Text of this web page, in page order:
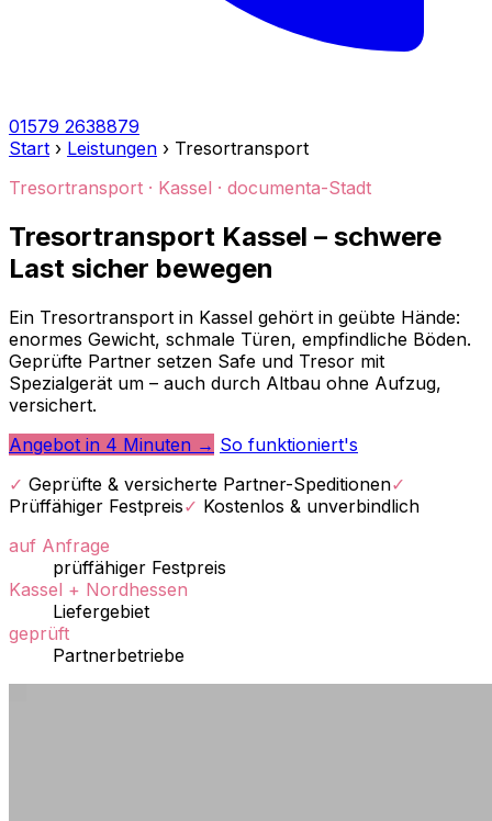
01579 2638879
Start › Leistungen › Tresortransport
Tresortransport · Kassel · documenta-Stadt
Tresortransport Kassel – schwere
Last sicher bewegen
Ein Tresortransport in Kassel gehört in geübte Hände:
enormes Gewicht, schmale Türen, empfindliche Böden.
Geprüfte Partner setzen Safe und Tresor mit
Spezialgerät um – auch durch Altbau ohne Aufzug,
versichert.
Angebot in 4 Minuten → So funktioniert's
✓ Geprüfte & versicherte Partner-Speditionen✓
Prüffähiger Festpreis✓ Kostenlos & unverbindlich
auf Anfrage
prüffähiger Festpreis
Kassel + Nordhessen
Liefergebiet
geprüft
Partnerbetriebe